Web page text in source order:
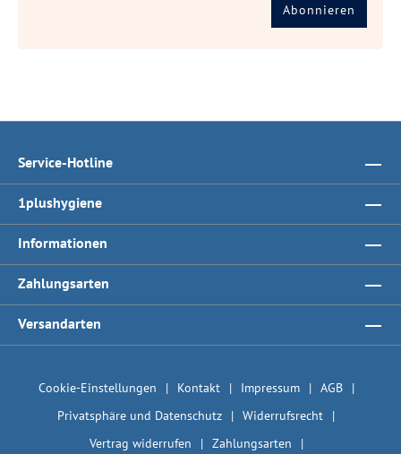
Abonnieren
Service-Hotline
1plushygiene
Informationen
Zahlungsarten
Versandarten
Cookie-Einstellungen Kontakt Impressum
AGB
Privatsphäre und Datenschutz
Widerrufsrecht
Vertrag widerrufen
Zahlungsarten